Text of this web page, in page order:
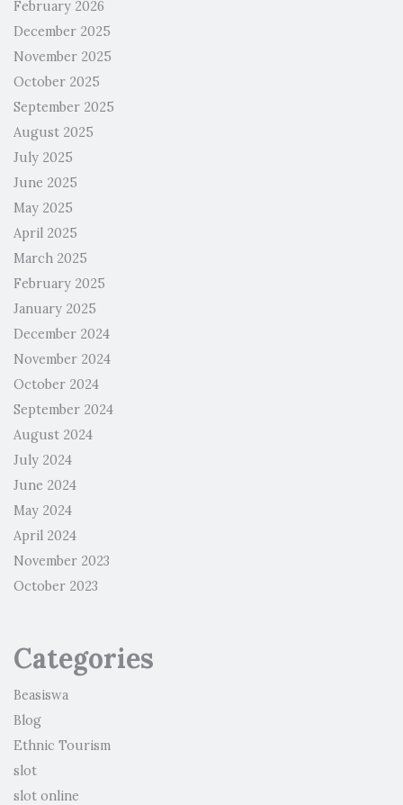
February 2026
December 2025
November 2025
October 2025
September 2025
August 2025
July 2025
June 2025
May 2025
April 2025
March 2025
February 2025
January 2025
December 2024
November 2024
October 2024
September 2024
August 2024
July 2024
June 2024
May 2024
April 2024
November 2023
October 2023
Categories
Beasiswa
Blog
Ethnic Tourism
slot
slot online